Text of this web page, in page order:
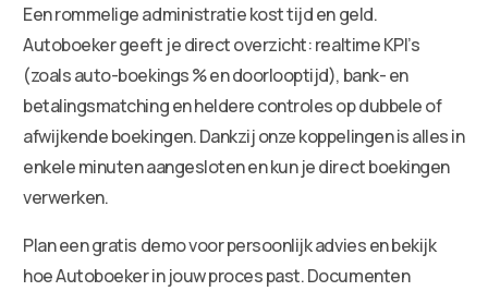
Een rommelige administratie kost tijd en geld.
Autoboeker geeft je direct overzicht: realtime KPI’s
(zoals auto-boekings % en doorlooptijd), bank- en
betalingsmatching en heldere controles op dubbele of
afwijkende boekingen. Dankzij onze koppelingen is alles in
enkele minuten aangesloten en kun je direct boekingen
verwerken.
Plan een gratis demo voor persoonlijk advies en bekijk
hoe Autoboeker in jouw proces past. Documenten